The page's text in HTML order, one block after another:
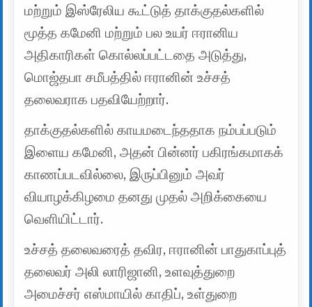
மற்றும் இஸ்ரேலிய கூட்டுத் தாக்குதல்களில்
மூத்த கமேனி மற்றும் பல உயர் ஈரானிய
அதிகாரிகள் கொல்லப்பட்டதை அடுத்து,
மொஜ்தபா சமீபத்தில் ஈரானின் உச்சத்
தலைவராக பதவியேற்றார்.
தாக்குதல்களில் காயமடைந்ததாக நம்பப்படும்
இளைய கமேனி, அதன் பின்னர் பகிரங்கமாகக்
காணப்படவில்லை, இருப்பினும் அவர்
வியாழக்கிழமை தனது முதல் அறிக்கையை
வெளியிட்டார்.
உச்சத் தலைவரைத் தவிர, ஈரானின் பாதுகாப்புத்
தலைவர் அலி லாரிஜானி, உளவுத்துறை
அமைச்சர் எஸ்மாயில் காதிப், உள்துறை